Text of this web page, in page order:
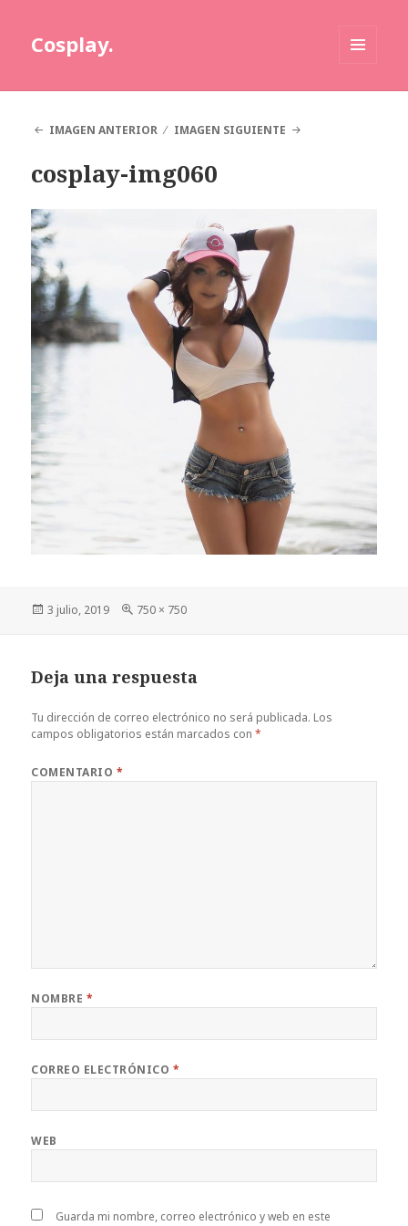
Cosplay.
IMAGEN ANTERIOR
IMAGEN SIGUIENTE
cosplay-img060
Publicado
3 julio, 2019
Tamaño
750 × 750
Deja una respuesta
Tu dirección de correo electrónico no será publicada. Los
campos obligatorios están marcados con*
COMENTARIO *
NOMBRE *
CORREO ELECTRÓNICO *
WEB
Guarda mi nombre, correo electrónico y web en este